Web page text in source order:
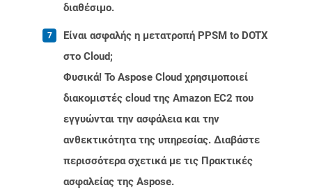
διαθέσιμο.
Είναι ασφαλής η μετατροπή PPSM to DOTX
στο Cloud;
Φυσικά! Το Aspose Cloud χρησιμοποιεί
διακομιστές cloud της Amazon EC2 που
εγγυώνται την ασφάλεια και την
ανθεκτικότητα της υπηρεσίας. Διαβάστε
περισσότερα σχετικά με τις Πρακτικές
ασφαλείας της Aspose.